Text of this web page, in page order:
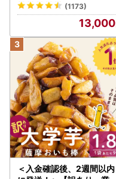
(1173)
13,000
＜入金確認後、2週間以内